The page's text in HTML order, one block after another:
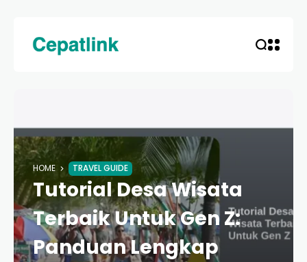
HOME TRAVEL GUIDE
Tutorial Desa Wisata
Terbaik Untuk Gen Z:
Panduan Lengkap